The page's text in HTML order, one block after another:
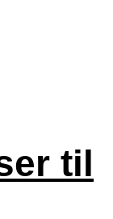
til